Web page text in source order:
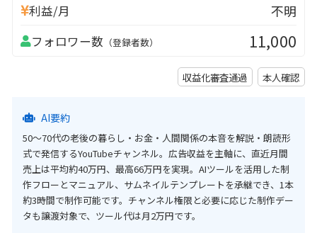
利益/月 不明
フォロワー数 （登録者数） 11,000
収益化審査通過 本人確認
AI要約
50〜70代の老後の暮らし・お金・人間関係の本音を解説・朗読形
式で発信するYouTubeチャンネル。広告収益を主軸に、直近月間
売上は平均約40万円、最高66万円を実現。AIツールを活用した制
作フローとマニュアル、サムネイルテンプレートを承継でき、1本
約3時間で制作可能です。チャンネル権限と必要に応じた制作デー
タも譲渡対象で、ツール代は月2万円です。